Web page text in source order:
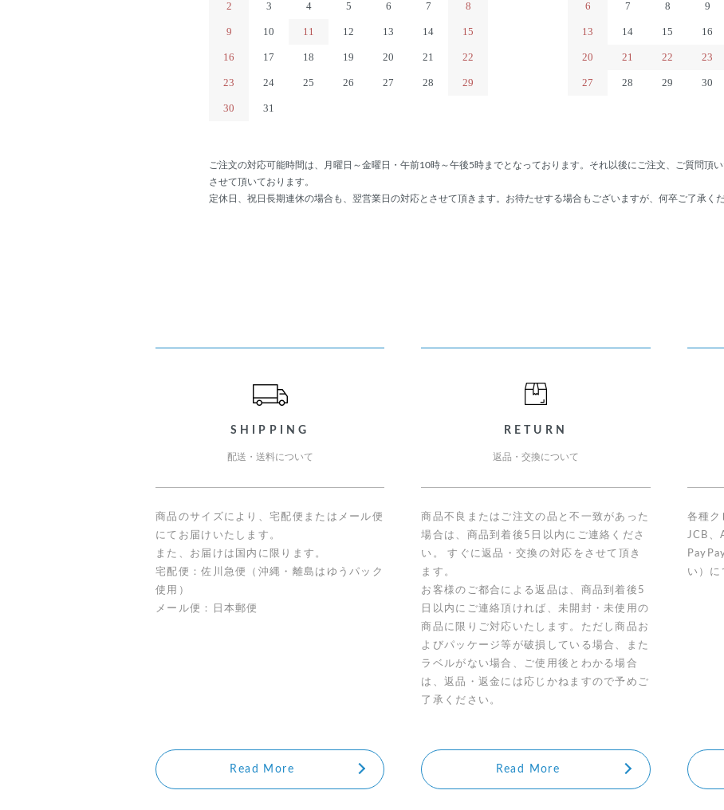
2 3 4 5 6 7 8
9 10 11 12 13 14 15
16 17 18 19 20 21 22
23 24 25 26 27 28 29
30 31
6 7 8 9
13 14 15 16
20 21 22 23
27 28 29 30
ご注文の対応可能時間は、月曜日～金曜日・午前10時～午後5時までとなっております。それ以後にご注文、ご質問頂
させて頂いております。
定休日、祝日長期連休の場合も、翌営業日の対応とさせて頂きます。お待たせする場合もございますが、何卒ご了承くだ
SHIPPING
配送・送料について
商品のサイズにより、宅配便またはメール便
にてお届けいたします。
また、お届けは国内に限ります。
宅配便：佐川急便（沖縄・離島はゆうパック
使用）
メール便：日本郵便
Read More
RETURN
返品・交換について
商品不良またはご注文の品と不一致があった
場合は、商品到着後5日以内にご連絡くださ
い。 すぐに返品・交換の対応をさせて頂き
ます。
お客様のご都合による返品は、商品到着後5
日以内にご連絡頂ければ、未開封・未使用の
商品に限りご対応いたします。ただし商品お
よびパッケージ等が破損している場合、また
ラベルがない場合、ご使用後とわかる場合
は、返品・返金には応じかねますので予めご
了承ください。
Read More
各種ク
JCB、
い）に